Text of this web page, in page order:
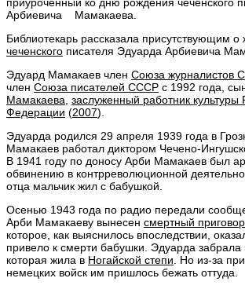
Арбиевича Мамакаева.
Библиотекарь рассказала присутствующим о
чеченского писателя Эдуарда Арбиевича
Эдуард Мамакаев член Союза журналистов
член Союза писателей СССР с 1992 года,
Мамакаева заслуженный работник культуры
Федерации (2007).
Эдуарда родился 29 апреля 1939 года в
Мамакаев работал диктором Чечено-
В 1941 году по доносу Арби Мамакаев был
обвинению в контрреволюционной
отца мальчик жил с бабушкой.
Осенью 1943 года по радио передали
Арби Мамакаеву вынесен смертный приговор
которое, как выяснилось впоследствии,
привело к смерти бабушки. Эдуарда забрала
которая жила в Ногайской степи . Но из-за
немецких войск им пришлось бежать оттуда.